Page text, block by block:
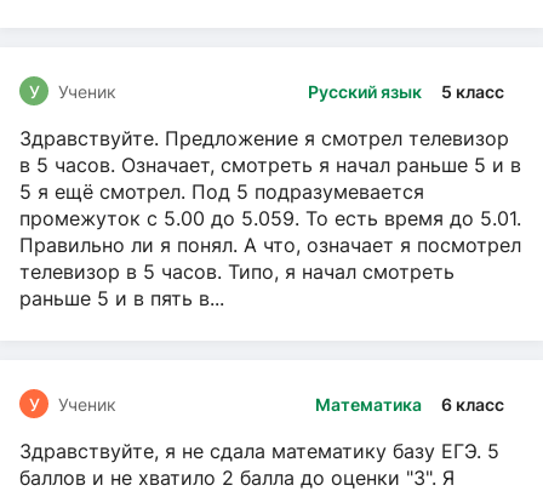
Русский язык 5 класс
У Ученик
Здравствуйте. Предложение я смотрел телевизор
в 5 часов. Означает, смотреть я начал раньше 5 и в
5 я ещё смотрел. Под 5 подразумевается
промежуток с 5.00 до 5.059. То есть время до 5.01.
Правильно ли я понял. А что, означает я посмотрел
телевизор в 5 часов. Типо, я начал смотреть
раньше 5 и в пять в...
Математика 6 класс
У Ученик
Здравствуйте, я не сдала математику базу ЕГЭ. 5
баллов и не хватило 2 балла до оценки "3". Я